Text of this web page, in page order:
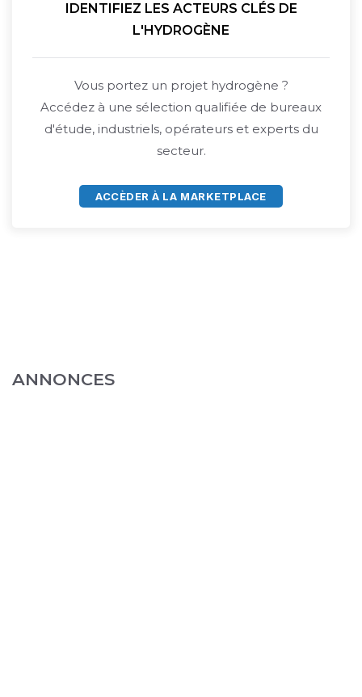
IDENTIFIEZ LES ACTEURS CLÉS DE
L'HYDROGÈNE
Vous portez un projet hydrogène ?
Accédez à une sélection qualifiée de bureaux
d'étude, industriels, opérateurs et experts du
secteur.
ACCÈDER À LA MARKETPLACE
ANNONCES